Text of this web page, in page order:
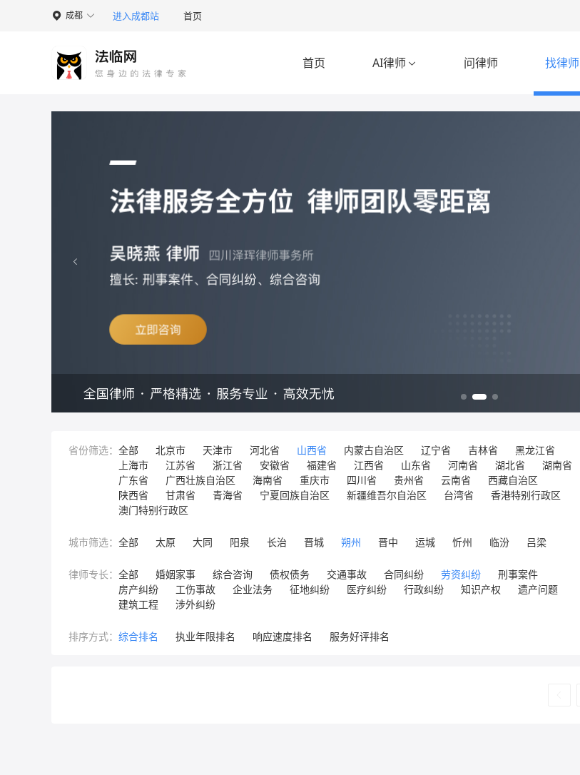
 成都 进入成都站 首页
首页 AI律师  问律师 找律师
省份筛选： 全部 北京市 天津市 河北省 山西省 内蒙古自治区 辽宁省 吉林省
黑龙江省
上海市
江苏省 浙江省 安徽省 福建省 江西省 山东省 河南省 湖北省
湖南省
广东省
广西壮族自治区 海南省 重庆市 四川省 贵州省 云南省
西藏自治区
陕西省
甘肃省 青海省 宁夏回族自治区 新疆维吾尔自治区 台湾省
香港特别行政区
澳门特别行政区
城市筛选： 全部 太原 大同 阳泉 长治 晋城 朔州 晋中 运城 忻州 临汾 吕梁
律师专长： 全部 婚姻家事 综合咨询 债权债务 交通事故 合同纠纷 劳资纠纷
刑事案件
房产纠纷
工伤事故 企业法务 征地纠纷 医疗纠纷 行政纠纷 知识产权
遗产问题
建筑工程
涉外纠纷
排序方式： 综合排名 执业年限排名 响应速度排名 服务好评排名